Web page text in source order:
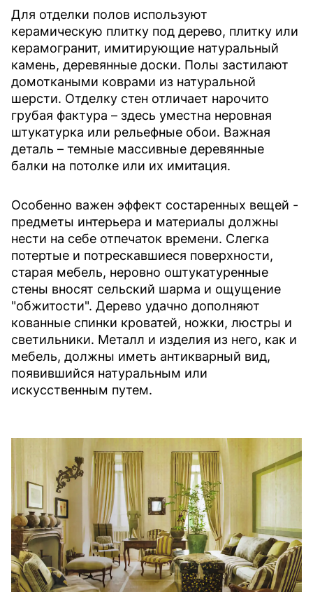
Для отделки полов используют
керамическую плитку под дерево, плитку или
керамогранит, имитирующие натуральный
камень, деревянные доски. Полы застилают
домоткаными коврами из натуральной
шерсти. Отделку стен отличает нарочито
грубая фактура – здесь уместна неровная
штукатурка или рельефные обои. Важная
деталь – темные массивные деревянные
балки на потолке или их имитация.
Особенно важен эффект состаренных вещей -
предметы интерьера и материалы должны
нести на себе отпечаток времени. Слегка
потертые и потрескавшиеся поверхности,
старая мебель, неровно оштукатуренные
стены вносят сельский шарма и ощущение
"обжитости". Дерево удачно дополняют
кованные спинки кроватей, ножки, люстры и
светильники. Металл и изделия из него, как и
мебель, должны иметь антикварный вид,
появившийся натуральным или
искусственным путем.